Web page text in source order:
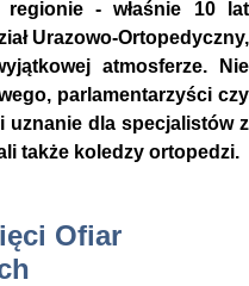
- właśnie 10 lat
Urazowo-Ortopedyczny,
atmosferze. Nie
parlamentarzyści czy
uznanie dla specjalistów z
także koledzy ortopedzi.
Ofiar